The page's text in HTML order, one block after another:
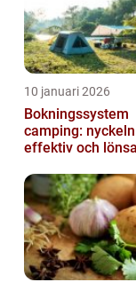
10 januari 2026
Bokningssystem
camping:
effektiv och